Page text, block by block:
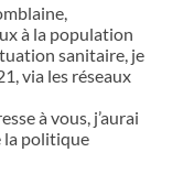
à la population
sanitaire, je
via les réseaux
à vous, j’aurai
la politique